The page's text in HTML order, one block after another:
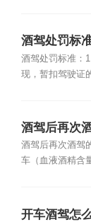
酒驾处罚标
酒驾处罚标准：
现，暂扣驾驶证
酒驾后再次
酒驾后再次酒驾
车（血液酒精含
开车酒驾怎